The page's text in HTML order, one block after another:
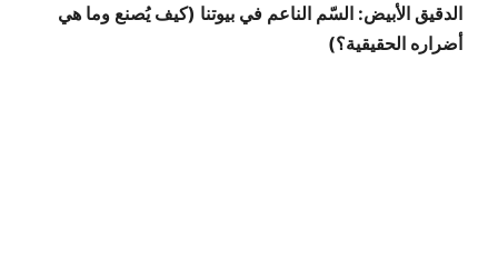
الدقيق الأبيض: السّم الناعم في بيوتنا (كيف يُصنع وما هي
أضراره الحقيقية؟)